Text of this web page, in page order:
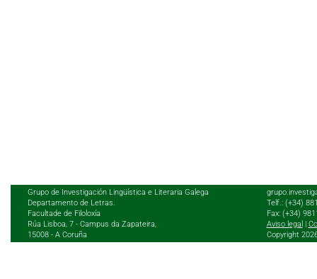
Grupo de Investigación Lingüística e Literaria Galega
Departamento de Letras.
Facultade de Filoloxía
Rúa Lisboa, 7 - Campus da Zapateira,
15008 - A Coruña
Telf.: (+34)
Fax: (+34)
Aviso legal
Copyright